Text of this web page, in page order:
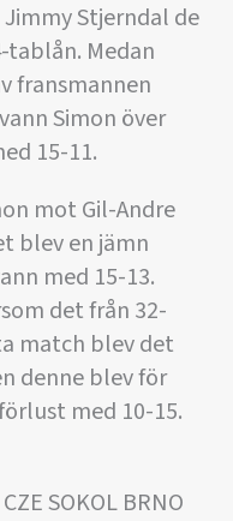
Stjerndal de
tablån. Medan
fransmannen
Simon över
15-11.
mot Gil-Andre
blev en jämn
med 15-13.
det från 32-
match blev det
denne blev för
med 10-15.
SOKOL BRNO